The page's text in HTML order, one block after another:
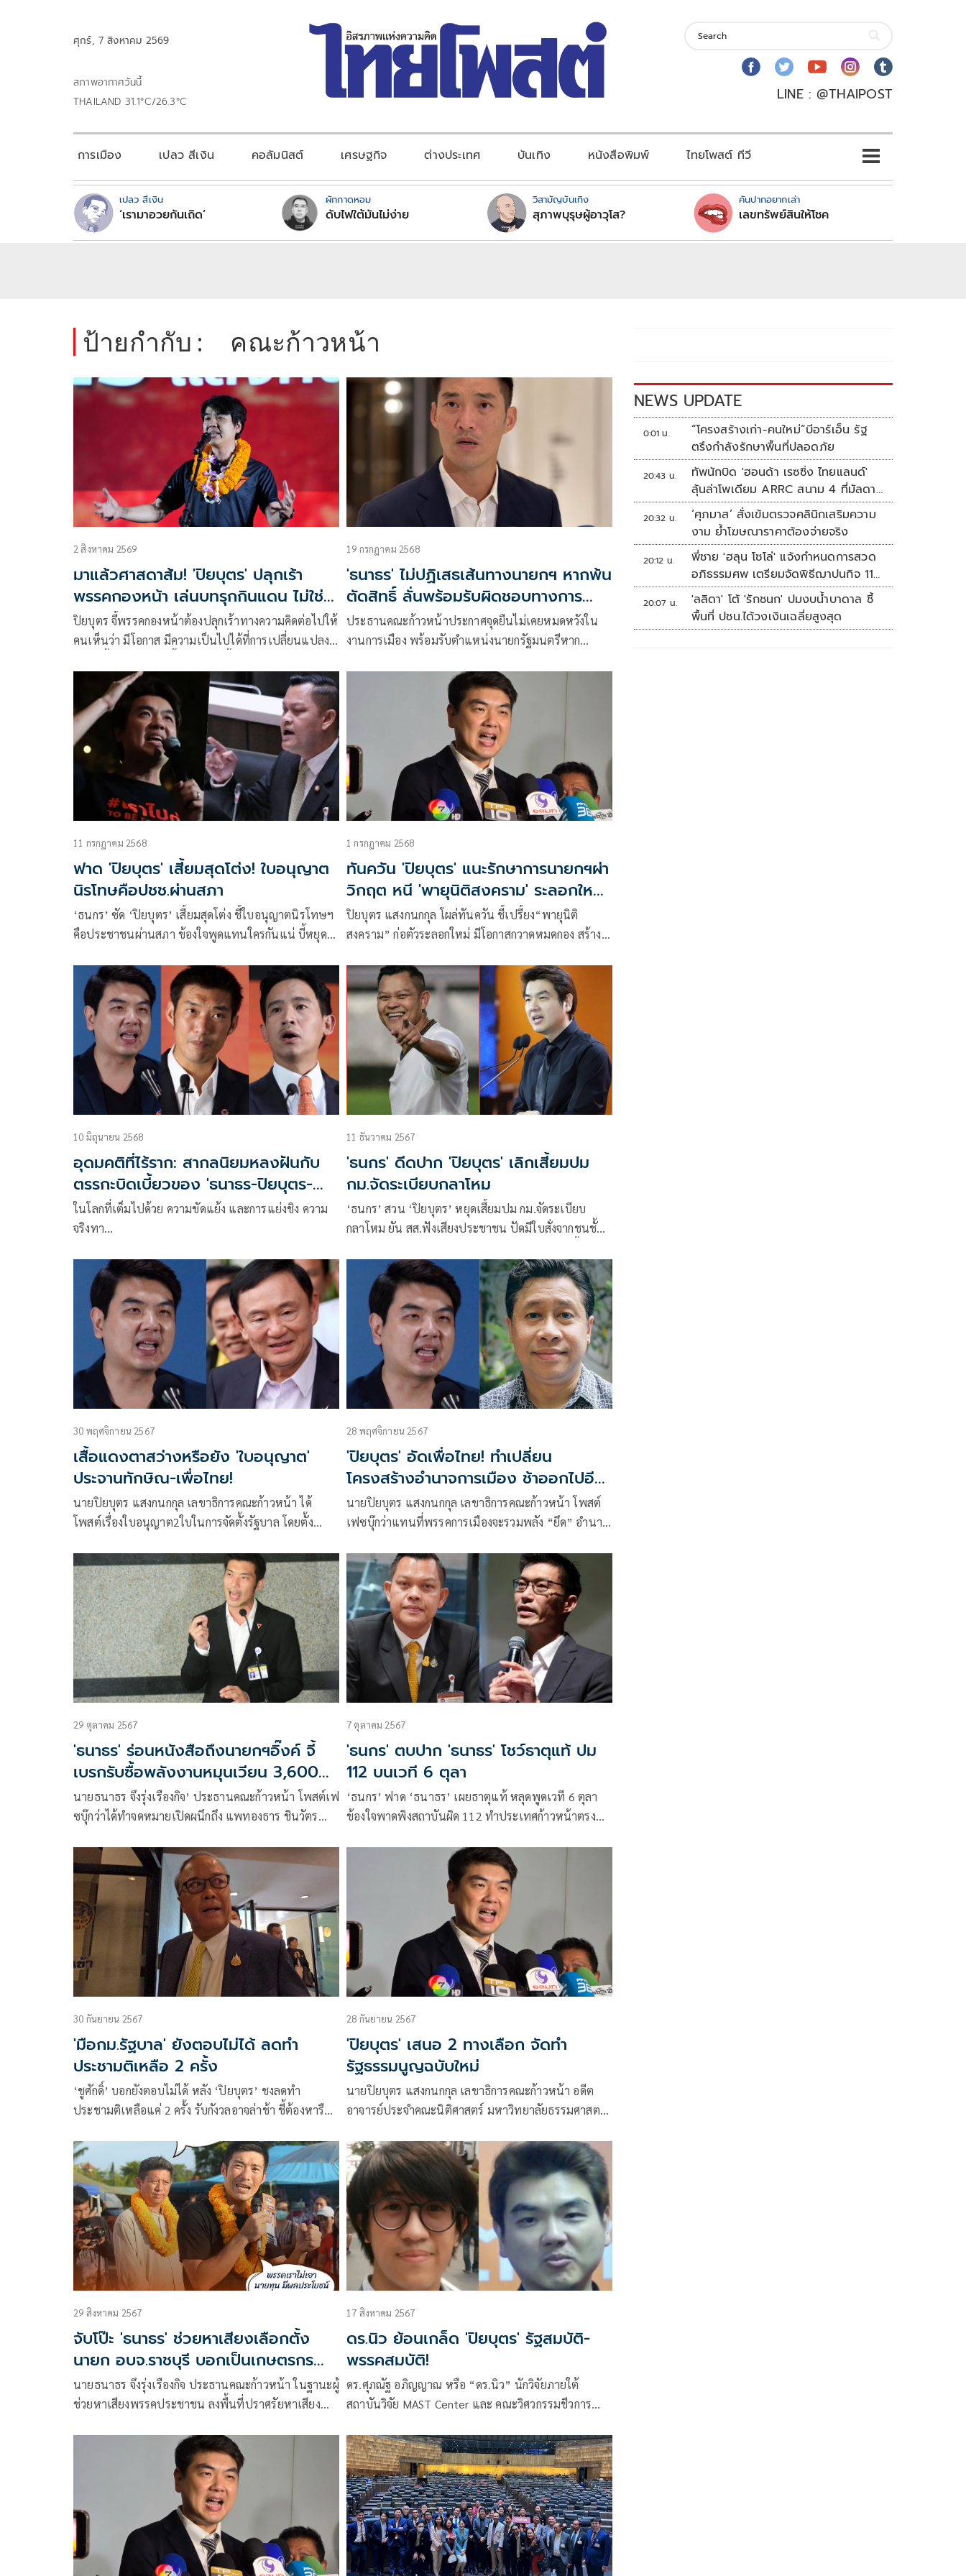
ศุกร์, 7 สิงหาคม 2569
สภาพอากาศวันนี้
THAILAND 31.1°C/26.3°C
LINE : @THAIPOST
การเมือง เปลว สีเงิน คอลัมนิสต์ เศรษฐกิจ ต่างประเทศ บันเทิง หนังสือพิมพ์ ไทยโพสต์ ทีวี
เปลว สีเงิน
‘เรามาอวยกันเถิด’
ผักกาดหอม
ดับไฟใต้มันไม่ง่าย
วิสามัญบันเทิง
สุภาพบุรุษผู้อาวุโส?
คันปากอยากเล่า
เลขทรัพย์สินให้โชค
ป้ายกำกับ : คณะก้าวหน้า
2 สิงหาคม 2569
มาแล้วศาสดาส้ม! 'ปิยบุตร' ปลุกเร้า
พรรคกองหน้า เล่นบทรุกกินแดน ไม่ใช่
แค่รักษาฐานที่มั่น
ปิยบุตร จี้พรรคกองหน้าต้องปลุกเร้าทางความคิดต่อไปให้
คนเห็นว่า มีโอกาส มีความเป็นไปได้ที่การเปลี่ยนแปลง
19 กรกฎาคม 2568
'ธนาธร' ไม่ปฏิเสธเส้นทางนายกฯ หากพ้น
ตัดสิทธิ์ ลั่นพร้อมรับผิดชอบทางการ
เมือง
ประธานคณะก้าวหน้าประกาศจุดยืนไม่เคยหมดหวังใน
งานการเมือง พร้อมรับตำแหน่งนายกรัฐมนตรีหาก
11 กรกฎาคม 2568
ฟาด 'ปิยบุตร' เสี้ยมสุดโต่ง! ใบอนุญาต
นิรโทษคือปชช.ผ่านสภา
‘ธนกร’ ซัด ‘ปิยบุตร’ เสี้ยมสุดโต่ง ชี้ใบอนุญาตนิรโทษฯ
คือประชาชนผ่านสภา ข้องใจพูดแทนใครกันแน่ บี้หยุด
รทสช. ช่วยคดีการเมืองทุกกลุ่ม
1 กรกฎาคม 2568
ทันควัน 'ปิยบุตร' แนะรักษาการนายกฯผ่า
วิกฤต หนี 'พายุนิติสงคราม' ระลอกใหม่
จ่อกวาดเรียบ!
ปิยบุตร แสงกนกกุล โผล่ทันควัน ชี้เปรี้ยง“พายุนิติ
สงคราม” ก่อตัวระลอกใหม่ มีโอกาสกวาดหมดกอง สร้าง
ด้วยการตัดสินใจยุบสภาฯ คืนอำนาจประชาชน
10 มิถุนายน 2568
อุดมคติที่ไร้ราก: สากลนิยมหลงฝันกับ
ตรรกะบิดเบี้ยวของ 'ธนาธร-ปิยบุตร-
พิธา'
ในโลกที่เต็มไปด้วย ความขัดแย้ง และการแย่งชิง ความ
จริงทา…
11 ธันวาคม 2567
'ธนกร' ดีดปาก 'ปิยบุตร' เลิกเสี้ยมปม
กม.จัดระเบียบกลาโหม
‘ธนกร’ สวน ‘ปิยบุตร’ หยุดเสี้ยมปม กม.จัดระเบียบ
กลาโหม ยัน สส.ฟังเสียงประชาชน ปัดมีใบสั่งจากชนชั้น
ผิดก็อยู่ยาก ป้องกันรัฐประหารไม่ได้
30 พฤศจิกายน 2567
เสื้อแดงตาสว่างหรือยัง 'ใบอนุญาต'
ประจานทักษิณ-เพื่อไทย!
นายปิยบุตร แสงกนกกุล เลขาธิการคณะก้าวหน้า ได้
โพสต์เรื่องใบอนุญาต2ใบในการจัดตั้งรัฐบาล โดยตั้ง
สยบยอม เอาใจ” ผู้ออกใบอนุญาตที่ 2
28 พฤศจิกายน 2567
'ปิยบุตร' อัดเพื่อไทย! ทำเปลี่ยน
โครงสร้างอำนาจการเมือง ช้าออกไปอีก
10-20 ปี
นายปิยบุตร แสงกนกกุล เลขาธิการคณะก้าวหน้า โพสต์
เฟซบุ๊กว่าแทนที่พรรคการเมืองจะรวมพลัง “ยึด” อำนาจ
29 ตุลาคม 2567
'ธนาธร' ร่อนหนังสือถึงนายกฯอิ๊งค์ จี้
เบรกรับซื้อพลังงานหมุนเวียน 3,600
เมกะวัตต์
นายธนาธร จึงรุ่งเรืองกิจ’ ประธานคณะก้าวหน้า โพสต์เฟ
ซบุ๊กว่าได้ทำจดหมายเปิดผนึกถึง แพทองธาร ชินวัตร
7 ตุลาคม 2567
'ธนกร' ตบปาก 'ธนาธร' โชว์ธาตุแท้ ปม
112 บนเวที 6 ตุลา
‘ธนกร’ ฟาด ‘ธนาธร’ เผยธาตุแท้ หลุดพูดเวที 6 ตุลา
ข้องใจพาดพิงสถาบันผิด 112 ทำประเทศก้าวหน้าตรง
30 กันยายน 2567
'มือกม.รัฐบาล' ยังตอบไม่ได้ ลดทำ
ประชามติเหลือ 2 ครั้ง
‘ชูศักดิ์’ บอกยังตอบไม่ได้ หลัง ‘ปิยบุตร’ ชงลดทำ
ประชามติเหลือแค่ 2 ครั้ง รับกังวลอาจล่าช้า ชี้ต้องหารือ
28 กันยายน 2567
'ปิยบุตร' เสนอ 2 ทางเลือก จัดทำ
รัฐธรรมนูญฉบับใหม่
นายปิยบุตร แสงกนกกุล เลขาธิการคณะก้าวหน้า อดีต
อาจารย์ประจำคณะนิติศาสตร์ มหาวิทยาลัยธรรมศาสตร์
29 สิงหาคม 2567
จับโป๊ะ 'ธนาธร' ช่วยหาเสียงเลือกตั้ง
นายก อบจ.ราชบุรี บอกเป็นเกษตรกร
ต่อต้านนายทุน
นายธนาธร จึงรุ่งเรืองกิจ ประธานคณะก้าวหน้า ในฐานะผู้
ช่วยหาเสียงพรรคประชาชน ลงพื้นที่ปราศรัยหาเสียง
17 สิงหาคม 2567
ดร.นิว ย้อนเกล็ด 'ปิยบุตร' รัฐสมบัติ-
พรรคสมบัติ!
ดร.ศุภณัฐ อภิญญาณ หรือ “ดร.นิว” นักวิจัยภายใต้
สถาบันวิจัย MAST Center และ คณะวิศวกรรมชีวการ
NEWS UPDATE
0:01 น.
“โครงสร้างเก่า-คนใหม่”บีอาร์เอ็น รัฐ
ตรึงกำลังรักษาพื้นที่ปลอดภัย
20:43 น.
ทัพนักบิด 'ฮอนด้า เรซซิ่ง ไทยแลนด์'
ลุ้นล่าโพเดียม ARRC สนาม 4 ที่มัลดาลิ
กา
20:32 น.
‘ศุภมาส’ สั่งเข้มตรวจคลินิกเสริมความ
งาม ย้ำโฆษณาราคาต้องจ่ายจริง
20:12 น.
พี่ชาย 'ฮลุน โซโล่' แจ้งกำหนดการสวด
อภิธรรมศพ เตรียมจัดพิธีฌาปนกิจ 11
ส.ค.
20:07 น.
'ลลิดา' โต้ 'รักชนก' ปมงบน้ำบาดาล ชี้
พื้นที่ ปชน.ได้วงเงินเฉลี่ยสูงสุด